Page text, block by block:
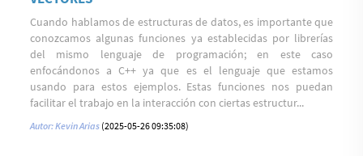
Cuando hablamos de estructuras de datos, es importante que
conozcamos algunas funciones ya establecidas por librerías
del mismo lenguaje de programación; en este caso
enfocándonos a C++ ya que es el lenguaje que estamos
usando para estos ejemplos. Estas funciones nos puedan
facilitar el trabajo en la interacción con ciertas estructur...
Autor: Kevin Arias (2025-05-26 09:35:08)